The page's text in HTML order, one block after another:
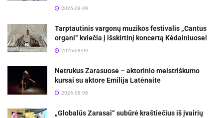
2026-08-09
Tarptautinis vargonų muzikos festivalis „Cantus
organi“ kviečia į išskirtinį koncertą Kėdainiuose!
2026-08-09
Netrukus Zarasuose – aktorinio meistriškumo
kursai su aktore Emilija Latėnaite
2026-08-08
„Globalūs Zarasai“ subūrė kraštiečius iš įvairių